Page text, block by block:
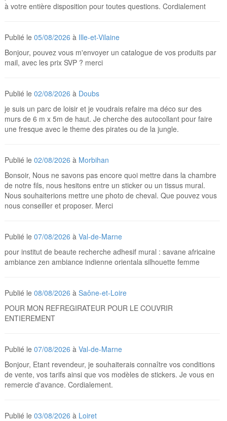
à votre entière disposition pour toutes questions. Cordialement
Publié le05/08/2026 à Ille-et-Vilaine
Bonjour, pouvez vous m'envoyer un catalogue de vos produits par
mail, avec les prix SVP ? merci
Publié le02/08/2026 à Doubs
je suis un parc de loisir et je voudrais refaire ma déco sur des
murs de 6 m x 5m de haut. Je cherche des autocollant pour faire
une fresque avec le theme des pirates ou de la jungle.
Publié le02/08/2026 à Morbihan
Bonsoir, Nous ne savons pas encore quoi mettre dans la chambre
de notre fils, nous hesitons entre un sticker ou un tissus mural.
Nous souhaiterions mettre une photo de cheval. Que pouvez vous
nous conseiller et proposer. Merci
Publié le07/08/2026 àVal-de-Marne
pour institut de beaute recherche adhesif mural : savane africaine
ambiance zen ambiance indienne orientala silhouette femme
Publié le08/08/2026 àSaône-et-Loire
POUR MON REFREGIRATEUR POUR LE COUVRIR
ENTIEREMENT
Publié le07/08/2026 àVal-de-Marne
Bonjour, Etant revendeur, je souhaiterais connaître vos conditions
de vente, vos tarifs ainsi que vos modèles de stickers. Je vous en
remercie d'avance. Cordialement.
Publié le03/08/2026 à Loiret